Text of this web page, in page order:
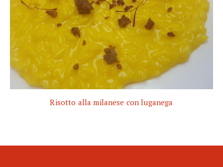
Risotto alla milanese con luganega